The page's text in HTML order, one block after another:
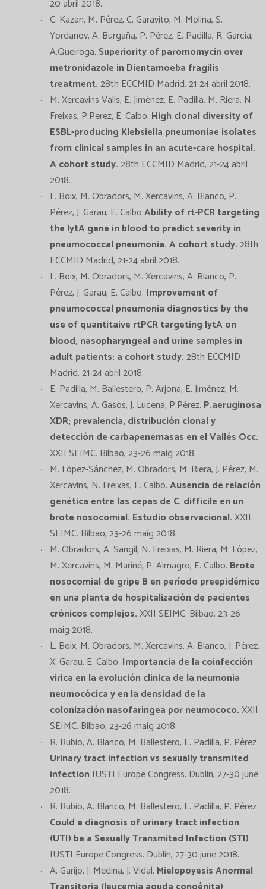
20 abril 2018.
C. Kazan, M. Pérez, C. Garavito, M. Molina, S.
Yordanov, A. Burgaña, P. Pérez, E. Padilla, R. Garcia,
A.Queiroga. Superiority of paromomycin over
metronidazole in Dientamoeba fragilis
treatment.28th ECCMID Madrid, 21-24 abril 2018.
M. Xercavins Valls, E. Jiménez, E. Padilla, M. Riera, N.
Freixas, P.Perez, E. Calbo. High clonal diversity of
ESBL-producing Klebsiella pneumoniae isolates
from clinical samples in an acute-care hospital.
A cohort study.28th ECCMID Madrid, 21-24 abril
2018.
L. Boix, M. Obradors, M. Xercavins, A. Blanco, P.
Pérez, J. Garau, E. CalboAbility of rt-PCR targeting
the lytA gene in blood to predict severity in
pneumococcal pneumonia. A cohort study.28th
ECCMID Madrid, 21-24 abril 2018.
L. Boix, M. Obradors, M. Xercavins, A. Blanco, P.
Pérez, J. Garau, E. Calbo. Improvement of
pneumococcal pneumonia diagnostics by the
use of quantitaive rtPCR targeting lytA on
blood, nasopharyngeal and urine samples in
adult patients: a cohort study.28th ECCMID
Madrid, 21-24 abril 2018.
E. Padilla, M. Ballestero, P. Arjona, E. Jiménez, M.
Xercavins, A. Gasós, J. Lucena, P.Pérez. P.aeruginosa
XDR; prevalencia, distribución clonal y
detección de carbapenemasas en el Vallés Occ.
XXII SEIMC. Bilbao, 23-26 maig 2018.
M. López-Sánchez, M. Obradors, M. Riera, J. Pérez, M.
Xercavins, N. Freixas, E. Calbo.Ausencia de relación
genética entre las cepas de C. difficile en un
brote nosocomial. Estudio observacional.XXII
SEIMC. Bilbao, 23-26 maig 2018.
M. Obradors, A. Sangil, N. Freixas, M. Riera, M. López,
M. Xercavins, M. Mariné, P. Almagro, E. Calbo. Brote
nosocomial de gripe B en período preepidémico
en una planta de hospitalización de pacientes
crónicos complejos.XXII SEIMC. Bilbao, 23-26
maig 2018.
L. Boix, M. Obradors, M. Xercavins, A. Blanco, J. Pérez,
X. Garau, E. Calbo. Importancia de la coinfección
vírica en la evolución clínica de la neumonía
neumocócica y en la densidad de la
colonización nasofaríngea por neumococo.XXII
SEIMC. Bilbao, 23-26 maig 2018.
R. Rubio, A. Blanco, M. Ballestero, E. Padilla, P. Pérez
Urinary tract infection vs sexually transmited
infection IUSTI Europe Congress. Dublin, 27-30 june
2018.
R. Rubio, A. Blanco, M. Ballestero, E. Padilla, P. Pérez
Could a diagnosis of urinary tract infection
(UTI) be a Sexually Transmited Infection (STI)
IUSTI Europe Congress. Dublin, 27-30 june 2018.
A. Garijo, J. Medina, J. Vidal. Mielopoyesis Anormal